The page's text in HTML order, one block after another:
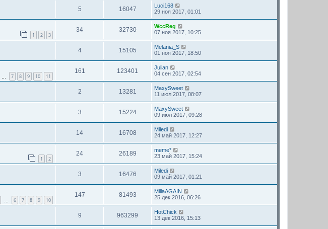
5 16047
Luci168
29 ноя 2017, 01:01
1 2 3
34 32730
WccReg
07 ноя 2017, 10:25
4 15105
Melania_S
01 ноя 2017, 18:50
7 8 9 10 11
161 123401
Julian
04 сен 2017, 02:54
2 13281
MaxySweet
11 июл 2017, 08:07
3 15224
MaxySweet
09 июл 2017, 09:28
14 16708
Miledi
24 май 2017, 12:27
1 2
24 26189
meme*
23 май 2017, 15:24
3 16476
Miledi
09 май 2017, 01:21
6 7 8 9 10
147 81493
MillaAGAIN
25 дек 2016, 06:26
9 963299
HotChick
13 дек 2016, 15:13